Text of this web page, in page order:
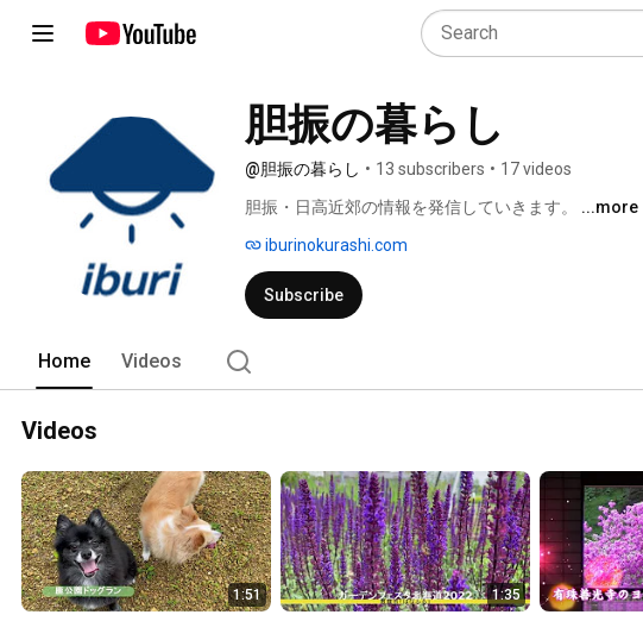
胆振の暮らし
@胆振の暮らし • 13 subscribers • 17 videos
胆振・日高近郊の情報を発信していきます。 ...more
iburinokurashi.com
Subscribe
Home Videos
Videos
1:51 1:35